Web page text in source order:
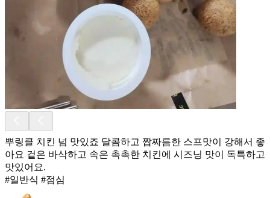
뿌링클 치킨 넘 맛있죠 달콤하고 짭짜름한 스프맛이 강해서 좋
아요 겉은 바삭하고 속은 촉촉한 치킨에 시즈닝 맛이 독특하고
맛있어요.
#일반식 #점심